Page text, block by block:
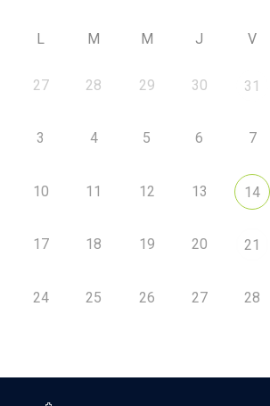
L M M J V
27 28 29 30 31
3 4 5 6 7
10 11 12 13 14
17 18 19 20 21
24 25 26 27 28